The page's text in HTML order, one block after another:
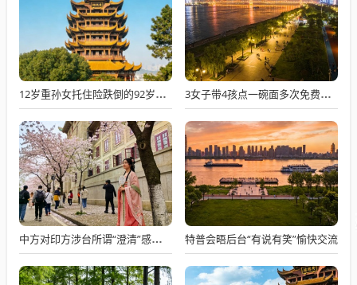
12岁重孙女托住险跌倒的92岁太爷爷 3女子带4孩点一碗面多次免费续面
中方对印方涉台所谓“澄清”感到意外 特普会晤后台“有说有笑”愉快交流